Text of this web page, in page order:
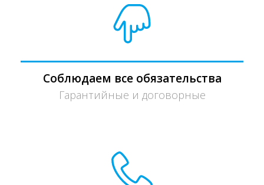
Соблюдаем все обязательства
Гарантийные и договорные